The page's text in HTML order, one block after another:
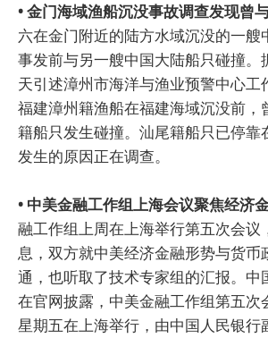
• 金门海域渔船沉没事故调查发现曾
六在金门附近的陆方水域沉没的一艘
事发前与另一艘中国大陆船只碰撞。
天引述漳州市海洋与渔业预警中心工
福建漳州籍渔船在福建海域沉没前，
籍船只发生碰撞。汕尾籍船只已停靠
发生的原因正在调查。
• 中美金融工作组上海会议聚焦经济
融工作组上周在上海举行第五次会议
息，双方就中美经济金融形势与货币
通，也听取了技术专家组的汇报。中
在官网披露，中美金融工作组第五次
星期五在上海举行，由中国人民银行